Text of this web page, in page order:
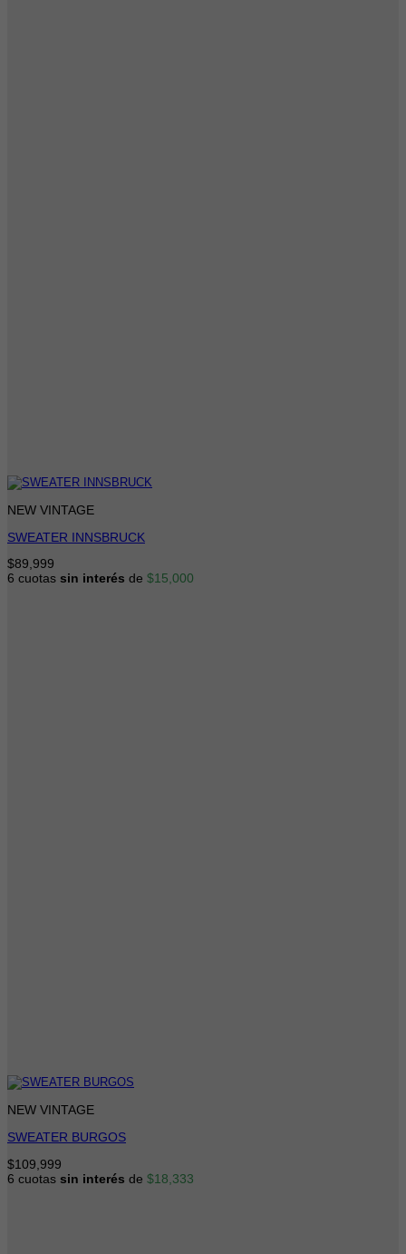
NEW VINTAGE
SWEATER INNSBRUCK
$89,999
6 cuotas sin interés de $15,000
NEW VINTAGE
SWEATER BURGOS
$109,999
6 cuotas sin interés de $18,333